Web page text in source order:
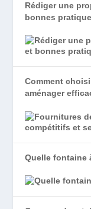
Rédiger une
bonnes
Comment
aménager
Quelle fontaine